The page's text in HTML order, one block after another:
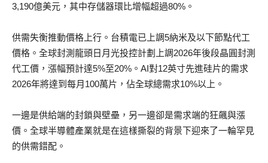
3,190億美元，其中存儲器環比增幅超過80%。
供需失衡推動價格上行。台積電已上調5納米及以下節點代工
價格。全球封測龍頭日月光投控計劃上調2026年後段晶圓封測
代工價，漲幅預計達5%至20%。AI對12英寸先進硅片的需求
2026年將達到每月100萬片，佔全球總需求10%以上。
一邊是供給端的封鎖與壁壘，另一邊卻是需求端的狂飆與漲
價。全球半導體產業就是在這樣撕裂的背景下迎來了一輪罕見
的供需錯配。